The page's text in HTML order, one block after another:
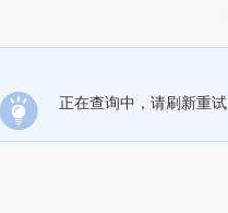
正在查询中，请刷新重试